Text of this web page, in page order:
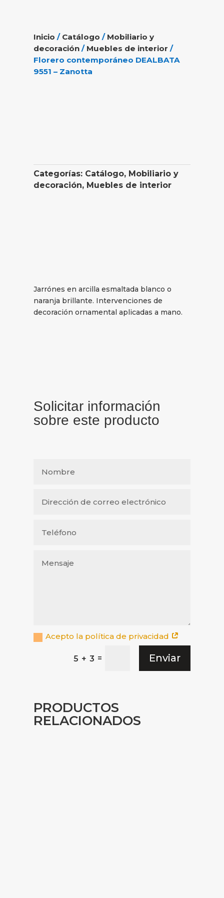
Inicio / Catálogo / Mobiliario y
decoración / Muebles de interior /
Florero contemporáneo DEALBATA
9551 – Zanotta
Categorías: Catálogo, Mobiliario y
decoración, Muebles de interior
Jarrónes en arcilla esmaltada blanco o
naranja brillante. Intervenciones de
decoración ornamental aplicadas a mano.
Solicitar información
sobre este producto
Acepto la política de privacidad
5 + 3 = Enviar
PRODUCTOS
RELACIONADOS